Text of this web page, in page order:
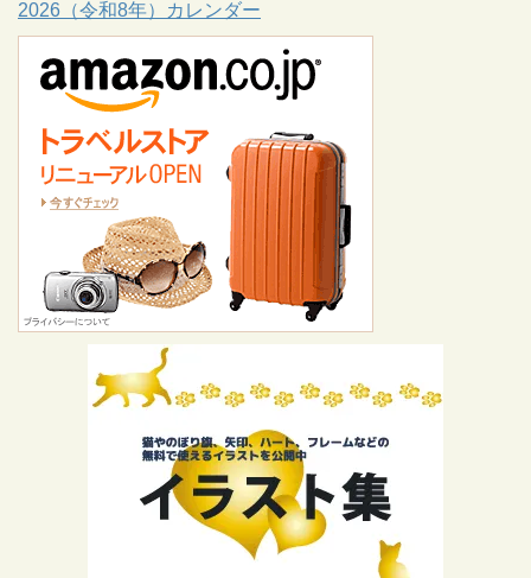
2026（令和8年）カレンダー